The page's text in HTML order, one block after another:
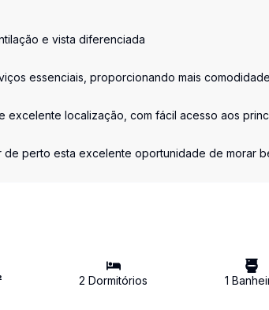
e vista diferenciada
essenciais, proporcionando mais
localização, com fácil acesso aos
perto esta excelente oportunidade de morar
2 Dormitórios 1